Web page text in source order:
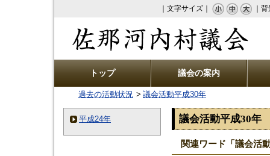
｜文字サイズ｜ ｜
トップ 議会の案内
過去の活動状況 議会活動平成30年
議会活動平成30年
関連ワード「議会活
平成24年